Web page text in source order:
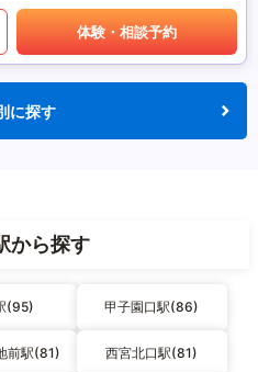
体験・相談予約
に探す
から探す
(95) 甲子園口駅(86)
前駅(81) 西宮北口駅(81)